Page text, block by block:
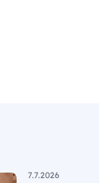
7.7.2026